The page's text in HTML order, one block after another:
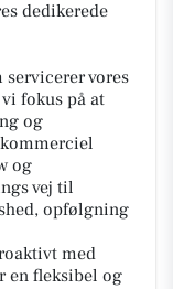
dedikerede
servicerer vores
fokus på at
og
og
vej til
opfølgning
med
en fleksibel og